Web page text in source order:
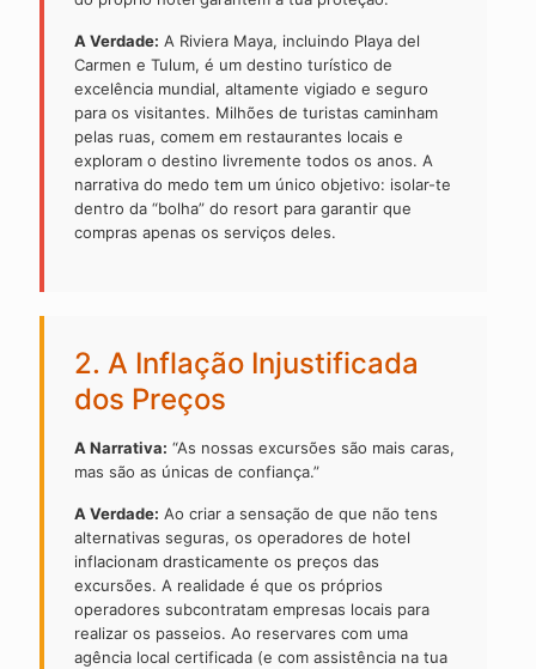
A Verdade: A Riviera Maya, incluindo Playa del
Carmen e Tulum, é um destino turístico de
excelência mundial, altamente vigiado e seguro
para os visitantes. Milhões de turistas caminham
pelas ruas, comem em restaurantes locais e
exploram o destino livremente todos os anos. A
narrativa do medo tem um único objetivo: isolar-te
dentro da “bolha” do resort para garantir que
compras apenas os serviços deles.
2. A Inflação Injustificada
dos Preços
A Narrativa: “As nossas excursões são mais caras,
mas são as únicas de confiança.”
A Verdade: Ao criar a sensação de que não tens
alternativas seguras, os operadores de hotel
inflacionam drasticamente os preços das
excursões. A realidade é que os próprios
operadores subcontratam empresas locais para
realizar os passeios. Ao reservares com uma
agência local certificada (e com assistência na tua